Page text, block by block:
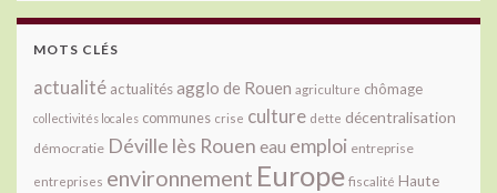
MOTS CLÉS
actualité actualitésagglo de Rouen agriculture chômage
collectivités locales communes crise culture dette décentralisation
démocratie Déville lès Rouen eau emploi entreprise
entreprises environnement Europe fiscalité Haute